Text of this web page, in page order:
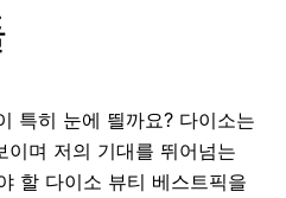
특히 눈에 띌까요? 다이소는
이며 저의 기대를 뛰어넘는
할 다이소 뷰티 베스트픽을